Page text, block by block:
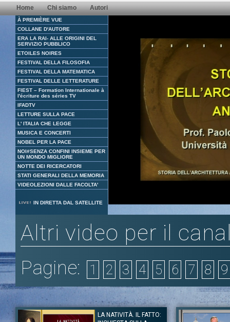
Home Chi siamo Autori
À PREMIÈRE VUE
COLLANE D'AUTORE
ERA LA RAI- ALLE ORIGINI DEL
SERVIZIO PUBBLICO
ETOILES NOIRES
FESTIVAL DELLA FILOSOFIA
FESTIVAL DELLA MATEMATICA
FESTIVAL DELLE LETTERATURE
FIEST – Formation Internationale à
l'écriture des séries TV
IFADTV
LETTURE SULLA PACE
L' ITALIA CHE LEGGE
MUSICA E CONCERTI
NOBEL PER LA PACE
NOI#SENZA CONFINI INSIEME PER
UN MONDO MIGLIORE
NOTTE DEI RICERCATORI
STATI GENERALI DELLA MEMORIA
VIDEOLEZIONI DALLE FACOLTA'
IN DIRETTA DAL SATELLITE
1.84%
Altri video per il
Pagine: 1 2 3 4 5 6 7 8 9
LA NATIVITÀ. IL FATTO: